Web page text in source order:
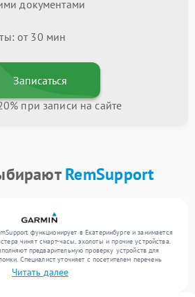
документами
от 30 мин
Записаться
при записи на сайте
RemSupport
функционирует в Екатеринбурге и занимается
чинят смарт-часы, эхолоты и прочие устройства.
предварительную проверку устройств для
Специалист уточняет с посетителем перечень
после этого инженеры реализуют восстановление
необходимости. По завершении работ их качество
Читать далее